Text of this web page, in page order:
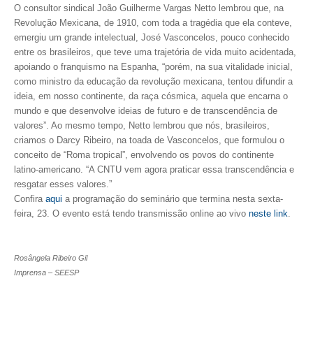
O consultor sindical João Guilherme Vargas Netto lembrou que, na
Revolução Mexicana, de 1910, com toda a tragédia que ela conteve,
emergiu um grande intelectual, José Vasconcelos, pouco conhecido
entre os brasileiros, que teve uma trajetória de vida muito acidentada,
apoiando o franquismo na Espanha, “porém, na sua vitalidade inicial,
como ministro da educação da revolução mexicana, tentou difundir a
ideia, em nosso continente, da raça cósmica, aquela que encarna o
mundo e que desenvolve ideias de futuro e de transcendência de
valores”. Ao mesmo tempo, Netto lembrou que nós, brasileiros,
criamos o Darcy Ribeiro, na toada de Vasconcelos, que formulou o
conceito de “Roma tropical”, envolvendo os povos do continente
latino-americano. “A CNTU vem agora praticar essa transcendência e
resgatar esses valores.”
Confiraaqui a programação do seminário que termina nesta sexta-
feira, 23. O evento está tendo transmissão online ao vivo neste link.
Rosângela Ribeiro Gil
Imprensa – SEESP